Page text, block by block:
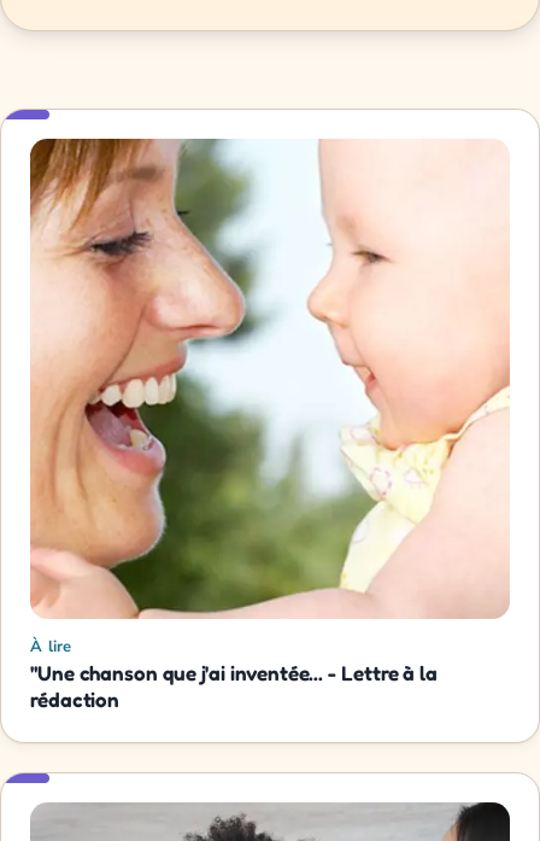
À lire
"Une chanson que j'ai inventée... - Lettre à la
rédaction